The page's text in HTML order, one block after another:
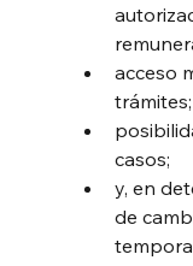
acceso
trámites;
casos;
y, en
de